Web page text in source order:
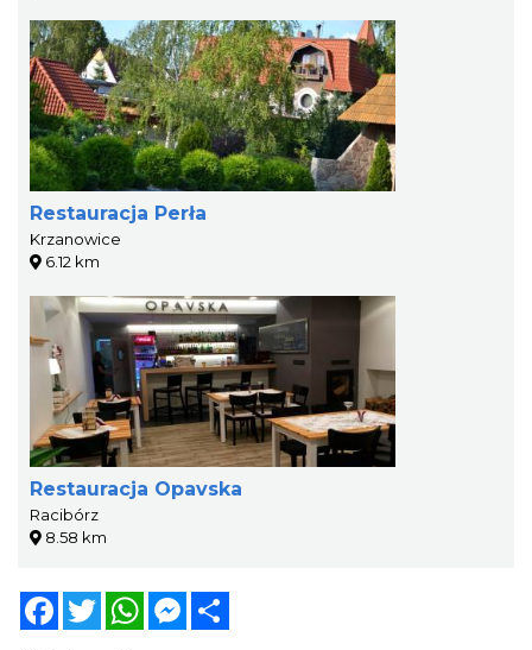
Restauracja Perła
Krzanowice
6.12 km
Restauracja Opavska
Racibórz
8.58 km
FacebookTwitterWhatsAppMessenger